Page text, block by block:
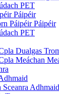
PET
Páipéir
Páipéir Páipéir
PET
Dualgas
Meáchan
Sceanra Adhmaid